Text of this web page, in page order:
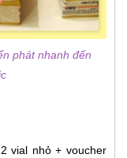
phát nhanh đến
vial nhỏ + voucher